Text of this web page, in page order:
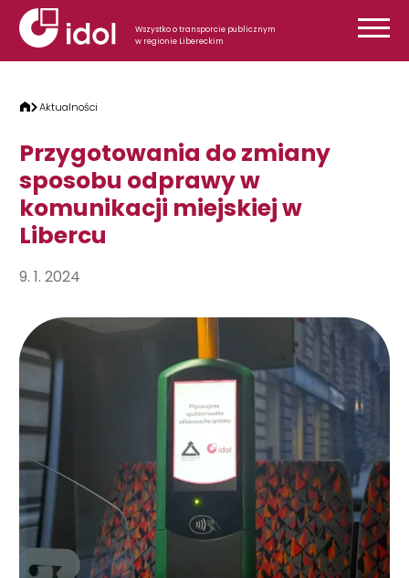
Przejdź do treści
Wszystko o transporcie publicznym
w regionie Libereckim
Aktualności
Przygotowania do zmiany
sposobu odprawy w
komunikacji miejskiej w
Libercu
9. 1. 2024